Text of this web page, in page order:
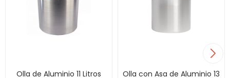
Olla de Aluminio 11 Litros
Olla con Asa de Aluminio 13